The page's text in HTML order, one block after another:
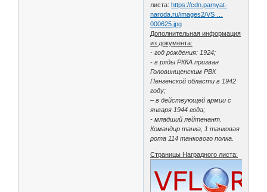
листа:https://cdn.pamyat-
naroda.ru/images2/VS …
000625.jpg
Дополнительная информация
из документа:
- год рождения: 1924;
- в ряды РККА призван
Головинщенским РВК
Пензенской области в 1942
году;
– в действующей армии с
января 1944 года;
- младший лейтенант.
Командир танка, 1 танковая
рота 114 танкового полка.
Страницы Наградного листа: